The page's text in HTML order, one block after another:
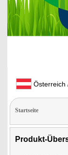
Österreich
Startseite
Produkt-